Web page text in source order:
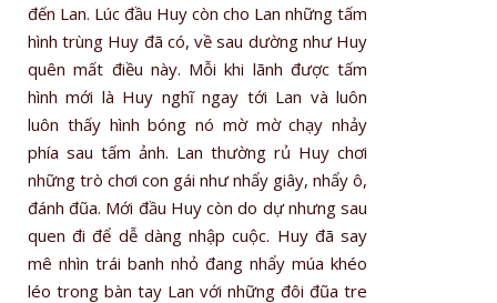
đến Lan. Lúc đầu Huy còn cho Lan những tấm
hình trùng Huy đã có, về sau dường như Huy
quên mất điều này. Mỗi khi lãnh được tấm
hình mới là Huy nghĩ ngay tới Lan và luôn
luôn thấy hình bóng nó mờ mờ chạy nhảy
phía sau tấm ảnh. Lan thường rủ Huy chơi
những trò chơi con gái như nhẩy giây, nhẩy ô,
đánh đũa. Mới đầu Huy còn do dự nhưng sau
quen đi để dễ dàng nhập cuộc. Huy đã say
mê nhìn trái banh nhỏ đang nhẩy múa khéo
léo trong bàn tay Lan với những đôi đũa tre